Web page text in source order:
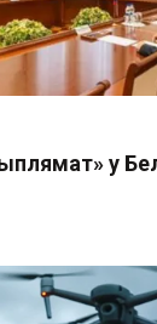
у